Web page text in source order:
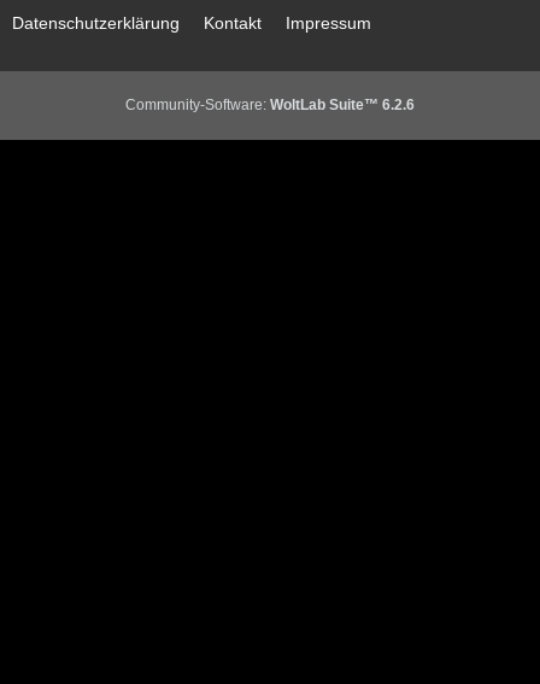
Datenschutzerklärung Kontakt Impressum
Community-Software: WoltLab Suite™ 6.2.6